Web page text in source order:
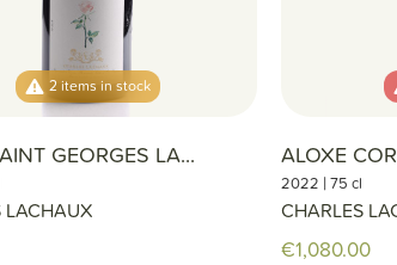
2 items in stock
GEORGES LA...
LACHAUX
ALOXE
2022 |75 cl
CHARLES
€1,080.00